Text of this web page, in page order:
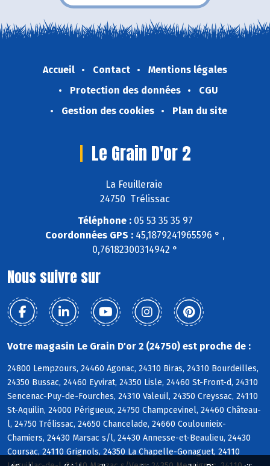
Accueil Contact
Mentions légales
Protection des données
CGU
Gestion des cookies
Plan du site
Le Grain D'or 2
La Feuilleraie
24750 Trélissac
Téléphone :05 53 35 35 97
Coordonnées GPS : 45,1879241965596 ° ,
0,76182300314942 °
Nous suivre sur
Votre magasin Le Grain D'or 2 (24750) est proche de :
24800 Lempzours, 24460 Agonac, 24310 Biras, 24310 Bourdeilles,
24350 Bussac, 24460 Eyvirat, 24350 Lisle, 24460 St-Front-d, 24310
Sencenac-Puy-de-Fourches, 24310 Valeuil, 24350 Creyssac, 24110
St-Aquilin, 24000 Périgueux, 24750 Champcevinel, 24460 Château-
l, 24750 Trélissac, 24650 Chancelade, 24660 Coulounieix-
Chamiers, 24430 Marsac s/l, 24430 Annesse-et-Beaulieu, 24430
Coursac, 24110 Grignols, 24350 La Chapelle-Gonaguet, 24110